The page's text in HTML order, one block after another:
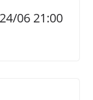
06 21:00